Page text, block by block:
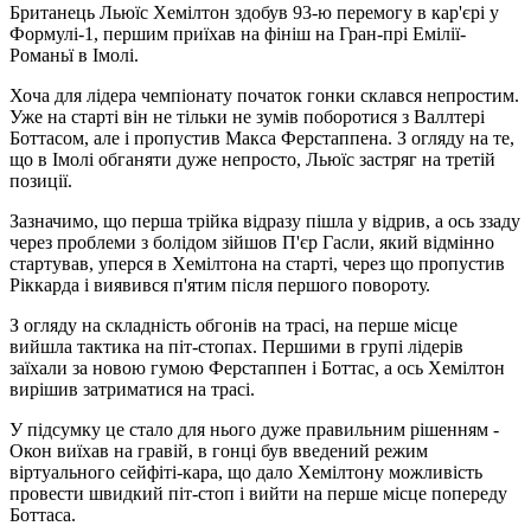
Британець Льюїс Хемілтон здобув 93-ю перемогу в кар'єрі у
Формулі-1, першим приїхав на фініш на Гран-прі Емілії-
Романьї в Імолі.
Хоча для лідера чемпіонату початок гонки склався непростим.
Уже на старті він не тільки не зумів поборотися з Валлтері
Боттасом, але і пропустив Макса Ферстаппена. З огляду на те,
що в Імолі обганяти дуже непросто, Льюїс застряг на третій
позиції.
Зазначимо, що перша трійка відразу пішла у відрив, а ось ззаду
через проблеми з болідом зійшов П'єр Гасли, який відмінно
стартував, уперся в Хемілтона на старті, через що пропустив
Ріккарда і виявився п'ятим після першого повороту.
З огляду на складність обгонів на трасі, на перше місце
вийшла тактика на піт-стопах. Першими в групі лідерів
заїхали за новою гумою Ферстаппен і Боттас, а ось Хемілтон
вирішив затриматися на трасі.
У підсумку це стало для нього дуже правильним рішенням -
Окон виїхав на гравій, в гонці був введений режим
віртуального сейфіті-кара, що дало Хемілтону можливість
провести швидкий піт-стоп і вийти на перше місце попереду
Боттаса.